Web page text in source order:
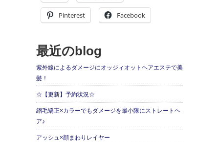
Pinterest Facebook
最近のblog
紫外線によるダメージにオッジィオットヘアエステで美
髪！
☆【更新】予約状況☆
縮毛矯正×カラーでもダメージを最小限にストレートヘ
ア♪
アッシュ×顔まわりレイヤー